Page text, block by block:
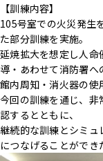
【訓練内容】
105号室での火災発生
た部分訓練を実施。
延焼拡大を想定し人
導・あわせて消防署へ
館内周知・消火器の使
今回の訓練を通じ、
認するとともに、
継続的な訓練とシミ
につなげることができ